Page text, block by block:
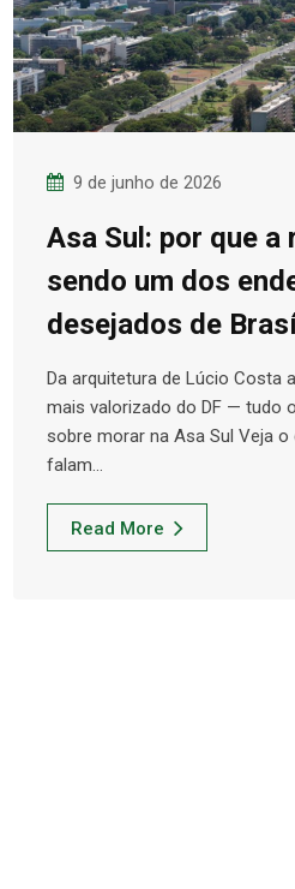
9 de junho de 2026
Asa Sul: por que
sendo um dos
desejados de
Da arquitetura de Lúcio Costa
mais valorizado do DF — tudo
sobre morar na Asa Sul Veja
falam…
Read More